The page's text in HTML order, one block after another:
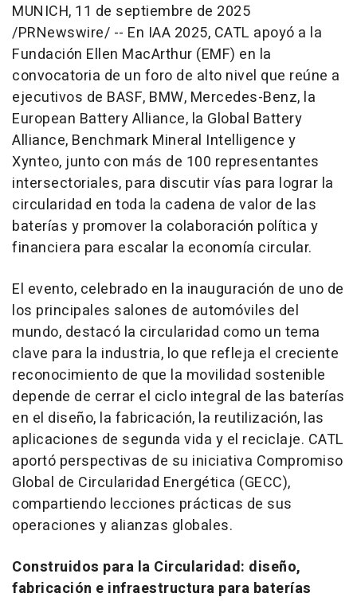
MUNICH, 11 de septiembre de 2025
/PRNewswire/ -- En IAA 2025, CATL apoyó a la
Fundación Ellen MacArthur (EMF) en la
convocatoria de un foro de alto nivel que reúne a
ejecutivos de BASF, BMW, Mercedes-Benz, la
European Battery Alliance, la Global Battery
Alliance, Benchmark Mineral Intelligence y
Xynteo, junto con más de 100 representantes
intersectoriales, para discutir vías para lograr la
circularidad en toda la cadena de valor de las
baterías y promover la colaboración política y
financiera para escalar la economía circular.
El evento, celebrado en la inauguración de uno de
los principales salones de automóviles del
mundo, destacó la circularidad como un tema
clave para la industria, lo que refleja el creciente
reconocimiento de que la movilidad sostenible
depende de cerrar el ciclo integral de las baterías
en el diseño, la fabricación, la reutilización, las
aplicaciones de segunda vida y el reciclaje. CATL
aportó perspectivas de su iniciativa Compromiso
Global de Circularidad Energética (GECC),
compartiendo lecciones prácticas de sus
operaciones y alianzas globales.
Construidos para la Circularidad: diseño,
fabricación e infraestructura para baterías